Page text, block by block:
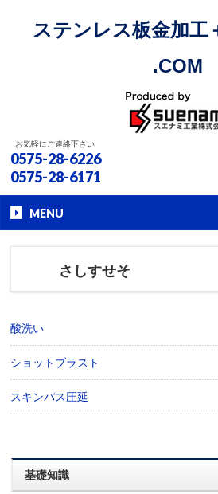
ステンレス板金加工
.COM
お気軽にご連絡下さい
0575-28-6226
0575-28-6171
MENU
さしすせそ
酸洗い
ショットブラスト
スキンパス圧延
基礎知識